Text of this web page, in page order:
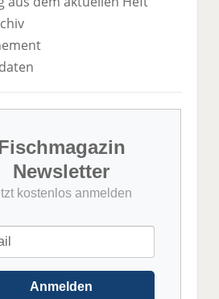
Newsletter
kostenlos anmelden
Anmelden